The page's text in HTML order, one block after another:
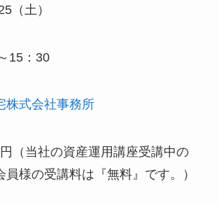
（土）
15：30
株式会社事務所
（当社の資産運用講座受講中の
様の受講料は『無料』です。）